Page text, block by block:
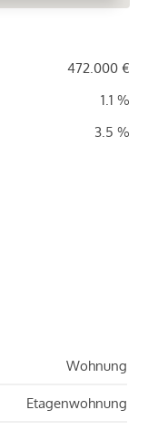
472.000 €
1.1 %
3.5 %
Wohnung
Etagenwohnung